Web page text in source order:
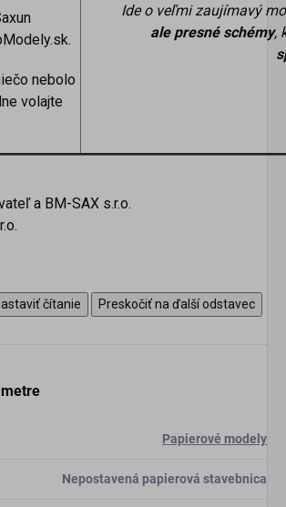
nebolo
volajte
Ide o veľmi zaujímavý
ale presné schémy,
a BM-SAX s.r.o.
čítanie Preskočiť na ďalší odstavec
Papierové modely
Nepostavená papierová stavebnica